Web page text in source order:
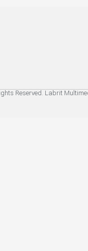
Reserved. Labrit